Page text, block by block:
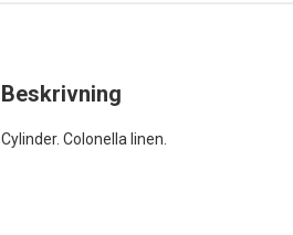
Beskrivning
Cylinder. Colonella linen.